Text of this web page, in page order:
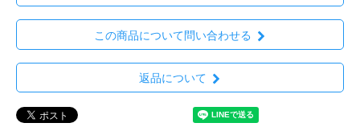
この商品について問い合わせる
返品について